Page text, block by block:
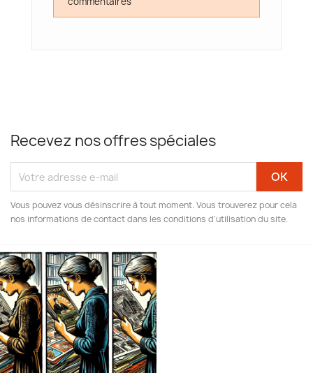
Recevez nos offres spéciales
Vous pouvez vous désinscrire à tout moment. Vous trouverez pour cela
nos informations de contact dans les conditions d'utilisation du site.